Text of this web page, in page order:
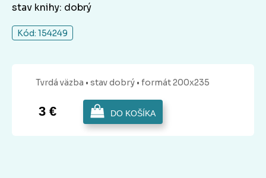
stav knihy: dobrý
Kód: 154249
Tvrdá väzba • stav dobrý • formát 200x235
3 € DO KOŠÍKA